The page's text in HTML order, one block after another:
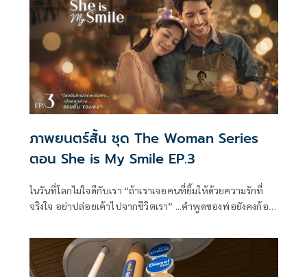
ภาพยนตร์สั้น ชุด The Woman Series
ตอน She is My Smile EP.3
ในวันที่โลกไม่ใจดีกับเรา “ถ้าเราเจอคนที่ยิ้มให้ด้วยความรักที่
จริงใจ อย่าปล่อยเค้าไปจากชีวิตเรา” ...คำพูดของพ่อยังคงก้อง
“อัญญ่า” ด้วยความเข้าใจผิดที่ตัวเขาคิดไปเอง ความฝันทั้งหมด
ที่ทั้งคู่เคยก่อร่างสร้างมาเกือบถูกทำลายลงหมดสิ้น แต่แล้วด้วย
“รอยยิ้ม” ของใครบางคน ได้ช่วยนำทางให้ทั้งคู่มองเห็นหนทาง